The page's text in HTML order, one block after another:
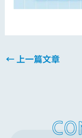
←上一篇文章